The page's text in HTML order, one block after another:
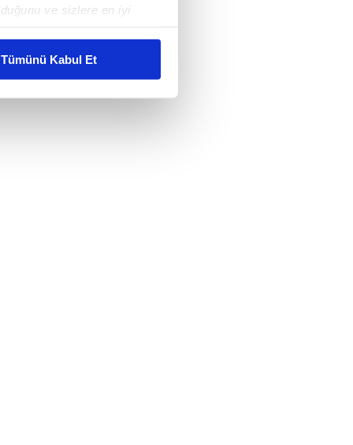
ve sizlere en iyi
kullanılmaktadır. Bu
sunulması
ve sitemizde ilgili
Tümünü Kabul Et